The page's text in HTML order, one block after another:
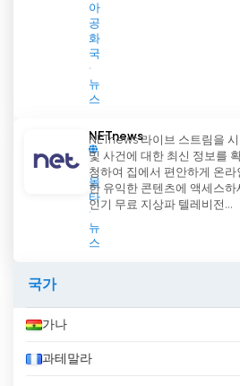
아
공
화
국
뉴
스
NETnews
몰
타
뉴
스
NETnews 라이브 스트림을
및 사건에 대한 최신 정보를
청하여 집에서 편안하게 온
한 유익한 콘텐츠에 액세스하
인기 무료 지상파 텔레비전...
국가
가나
과테말라